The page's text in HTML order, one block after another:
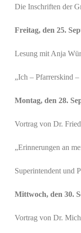
Die Inschriften der
Freitag, den 25.
Lesung mit Anja
„Ich – Pfarrerskind
Montag, den 28.
Vortrag von Dr.
„Erinnerungen an
Superintendent und
Mittwoch, den 30.
Vortrag von Dr.